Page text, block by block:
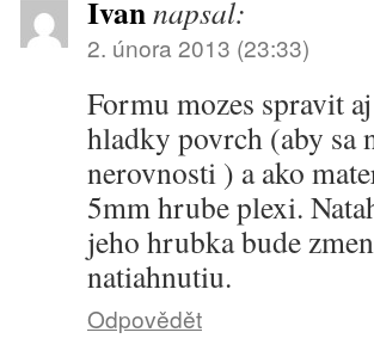
Ivannapsal:
2. února 2013 (23:33)
Formu mozes spravit
hladky povrch (aby sa
nerovnosti ) a ako
5mm hrube plexi.
jeho hrubka bude
natiahnutiu.
Odpovědět